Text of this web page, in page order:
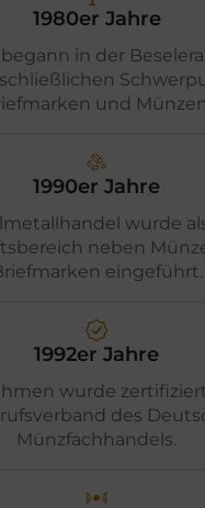
1980er Jahre
in der
und
1990er Jahre
wurde
neben
eingeführt.
1992er Jahre
wurde
des
Münzfachhandels.